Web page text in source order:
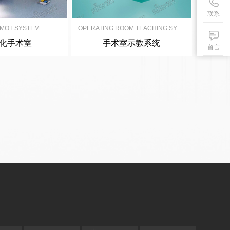
SYSTEM
手术室
OPERATING ROOM TEACHING SYSTEM
手术室示教系统
联系
留言